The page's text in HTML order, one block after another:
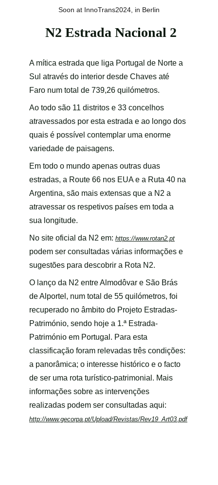
Soon at InnoTrans2024, in Berlin
N2 Estrada Nacional 2
A mítica estrada que liga Portugal de Norte a
Sul através do interior desde Chaves até
Faro num total de 739,26 quilómetros.
Ao todo são 11 distritos e 33 concelhos
atravessados por esta estrada e ao longo dos
quais é possível contemplar uma enorme
variedade de paisagens.
Em todo o mundo apenas outras duas
estradas, a Route 66 nos EUA e a Ruta 40 na
Argentina, são mais extensas que a N2 a
atravessar os respetivos países em toda a
sua longitude.
No site oficial da N2 em: https://www.rotan2.pt
podem ser consultadas várias informações e
sugestões para descobrir a Rota N2.
O lanço da N2 entre Almodôvar e São Brás
de Alportel, num total de 55 quilómetros, foi
recuperado no âmbito do Projeto Estradas-
Património, sendo hoje a 1.ª Estrada-
Património em Portugal. Para esta
classificação foram relevadas três condições:
a panorâmica; o interesse histórico e o facto
de ser uma rota turístico-patrimonial. Mais
informações sobre as intervenções
realizadas podem ser consultadas aqui:
http://www.gecorpa.pt/Upload/Revistas/Rev19_Art03.pdf